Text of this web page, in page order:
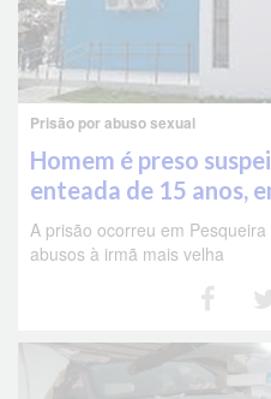
Prisão por abuso sexual
Homem é preso
enteada de 15 anos,
A prisão ocorreu em
abusos à irmã mais velha